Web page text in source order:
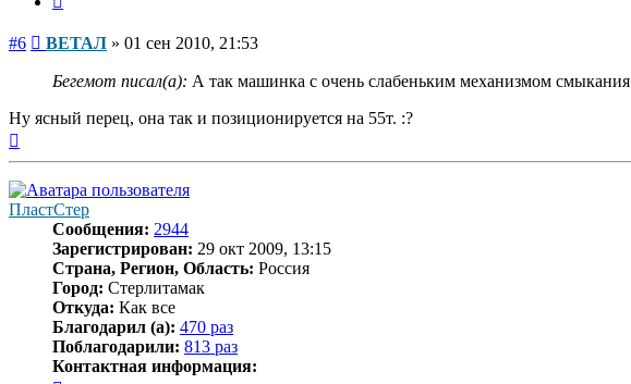
#6 Сообщение
ВЕТАЛ » 01 сен 2010, 21:53
Бегемот писал(а): А так машинка с очень слабеньким механизмом смыкания
Ну ясный перец, она так и позиционируется на 55т. :?
ПластСтер
Сообщения: 2944
Зарегистрирован: 29 окт 2009, 13:15
Страна, Регион, Область: Россия
Город: Стерлитамак
Откуда: Как все
Благодарил (а): 470 раз
Поблагодарили: 813 раз
Контактная информация: